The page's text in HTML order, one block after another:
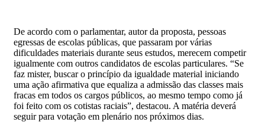
De acordo com o parlamentar, autor da proposta, pessoas
egressas de escolas públicas, que passaram por várias
dificuldades materiais durante seus estudos, merecem competir
igualmente com outros candidatos de escolas particulares. “Se
faz mister, buscar o princípio da igualdade material iniciando
uma ação afirmativa que equaliza a admissão das classes mais
fracas em todos os cargos públicos, ao mesmo tempo como já
foi feito com os cotistas raciais”, destacou. A matéria deverá
seguir para votação em plenário nos próximos dias.